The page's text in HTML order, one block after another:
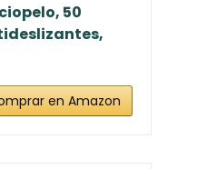
50
en Amazon